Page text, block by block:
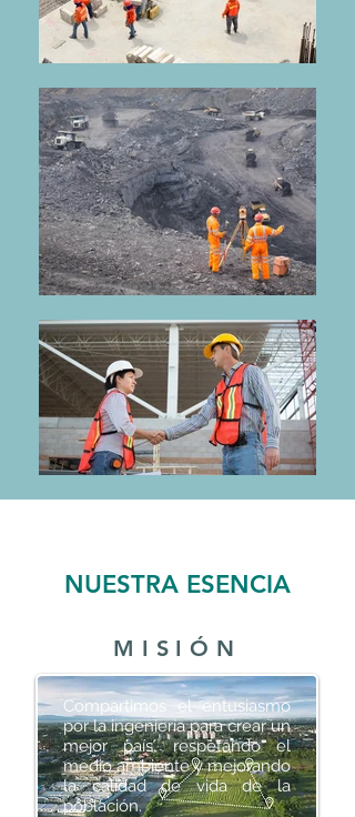
NUESTRA ESENCIA
MISIÓN
Compartimos el entusiasmo
por la ingeniería para crear un
mejor país, respetando el
medio ambiente y mejorando
la calidad de vida de la
población.